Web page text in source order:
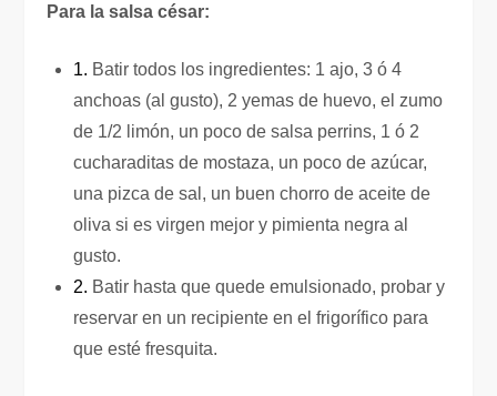
Para la salsa césar:
1. Batir todos los ingredientes: 1 ajo, 3 ó 4
anchoas (al gusto), 2 yemas de huevo, el zumo
de 1/2 limón, un poco de salsa perrins, 1 ó 2
cucharaditas de mostaza, un poco de azúcar,
una pizca de sal, un buen chorro de aceite de
oliva si es virgen mejor y pimienta negra al
gusto.
2. Batir hasta que quede emulsionado, probar y
reservar en un recipiente en el frigorífico para
que esté fresquita.